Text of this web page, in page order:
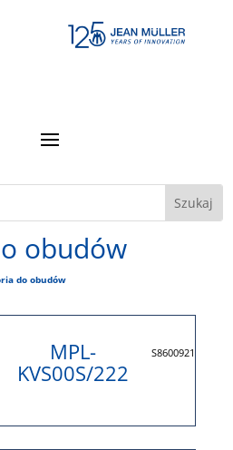
obudów
do obudów
MPL-
KVS00S/222
S8600921